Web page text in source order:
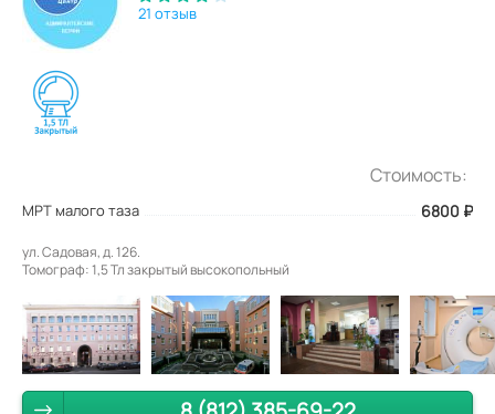
21 отзыв
Стоимость:
МРТ малого таза 6800 ₽
ул. Садовая, д. 126.
Томограф: 1,5 Тл закрытый высокопольный